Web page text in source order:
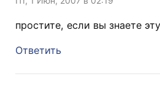
простите, если вы знаете
Ответить